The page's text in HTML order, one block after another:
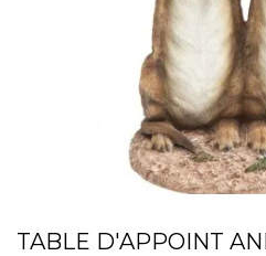
TABLE D'APPOINT